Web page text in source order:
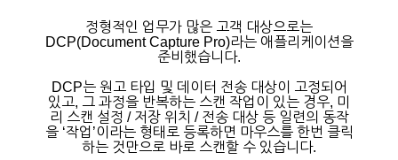
정형적인 업무가 많은 고객 대상으로는
DCP(Document Capture Pro)라는 애플리케이션을
준비했습니다.
DCP는 원고 타입 및 데이터 전송 대상이 고정되어
있고, 그 과정을 반복하는 스캔 작업이 있는 경우, 미
리 스캔 설정 / 저장 위치 / 전송 대상 등 일련의 동작
을 ‘작업’이라는 형태로 등록하면 마우스를 한번 클릭
하는 것만으로 바로 스캔할 수 있습니다.